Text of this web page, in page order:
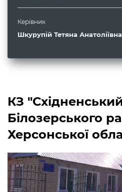
Керівник
Шкурупій Тетяна Анатоліївна
КЗ
Білозерського
Херсонської